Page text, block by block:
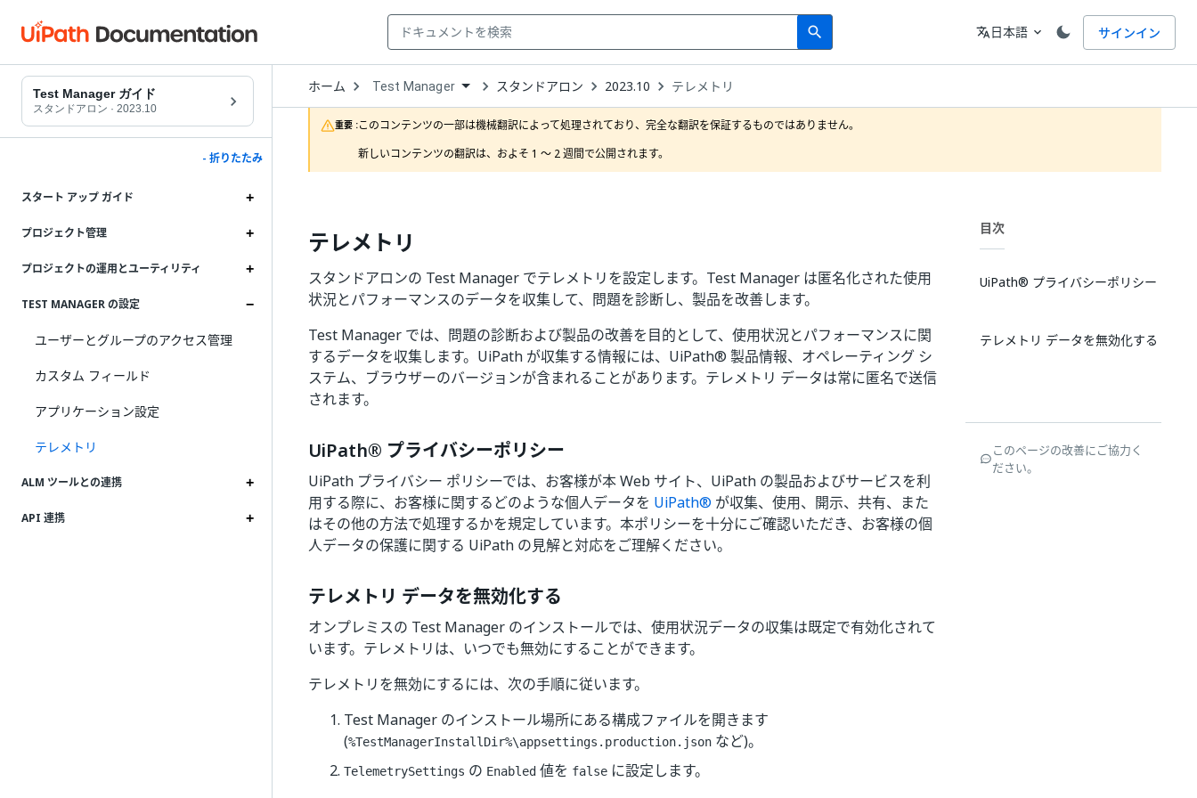
search
Search 言語
translate日本語 expand_more サインイン
Test Manager ガイド
スタンドアロン · 2023.10
- 折りたたみ
スタート アップ ガイド
プロジェクト管理
プロジェクトの運用とユーティリティ
TEST MANAGER の設定
ユーザーとグループのアクセス管理
カスタム フィールド
アプリケーション設定
テレメトリ
ALM ツールとの連携
API 連携
ホーム Open
Dropdown
to
choose
product
Test Manager スタンドアロン 2023.10 テレメトリ
重要 :このコンテンツの一部は機械翻訳によって処理されており、完全な翻訳を保証するものではありません。
新しいコンテンツの翻訳は、およそ 1 ～ 2 週間で公開されます。
テレメトリ
スタンドアロンの Test Manager でテレメトリを設定します。Test Manager は匿名化された使用
状況とパフォーマンスのデータを収集して、問題を診断し、製品を改善します。
Test Manager では、問題の診断および製品の改善を目的として、使用状況とパフォーマンスに関
するデータを収集します。UiPath が収集する情報には、UiPath® 製品情報、オペレーティング シ
ステム、ブラウザーのバージョンが含まれることがあります。テレメトリ データは常に匿名で送信
されます。
UiPath® プライバシーポリシー
UiPath プライバシー ポリシーでは、お客様が本 Web サイト、UiPath の製品およびサービスを利
用する際に、お客様に関するどのような個人データを UiPath® が収集、使用、開示、共有、また
はその他の方法で処理するかを規定しています。本ポリシーを十分にご確認いただき、お客様の個
人データの保護に関する UiPath の見解と対応をご理解ください。
テレメトリ データを無効化する
オンプレミスの Test Manager のインストールでは、使用状況データの収集は既定で有効化されて
います。テレメトリは、いつでも無効にすることができます。
テレメトリを無効にするには、次の手順に従います。
Test Manager のインストール場所にある構成ファイルを開きます
(%TestManagerInstallDir%\appsettings.production.json など)。
TelemetrySettings の Enabled 値を false に設定します。
目次
UiPath® プライバシーポリシー
テレメトリ データを無効化する
このページの改善にご協力く
ださい。